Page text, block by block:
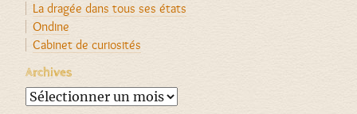
La dragée dans tous ses états
Ondine
Cabinet de curiosités
Archives
Archives